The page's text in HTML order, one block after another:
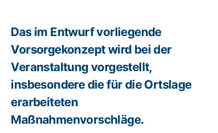
Das im Entwurf vorliegende
Vorsorgekonzept wird bei der
Veranstaltung vorgestellt,
insbesondere die für die Ortslage
erarbeiteten
Maßnahmenvorschläge.